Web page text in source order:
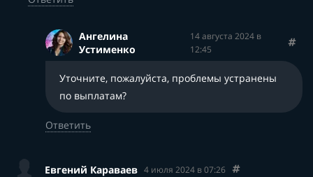
Ангелина
Устименко
14 августа 2024 в
12:45
Уточните, пожалуйста, проблемы устранены
по выплатам?
Ответить
Евгений Караваев 4 июля 2024 в 07:26